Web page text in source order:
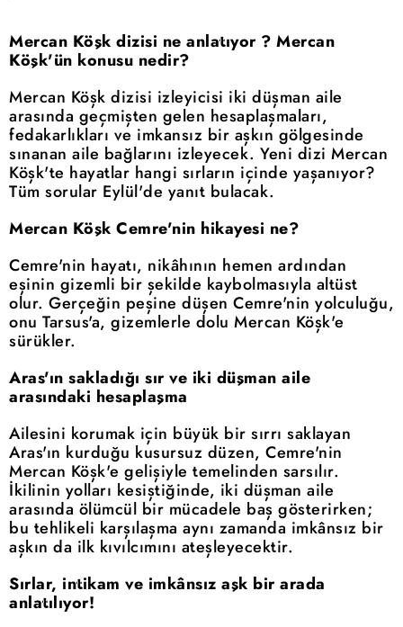
Mercan Köşk dizisi ne anlatıyor ? Mercan
Köşk'ün konusu nedir?
Mercan Köşk dizisi izleyicisi iki düşman aile
arasında geçmişten gelen hesaplaşmaları,
fedakarlıkları ve imkansız bir aşkın gölgesinde
sınanan aile bağlarını izleyecek. Yeni dizi Mercan
Köşk'te hayatlar hangi sırların içinde yaşanıyor?
Tüm sorular Eylül'de yanıt bulacak.
Mercan Köşk Cemre'nin hikayesi ne?
Cemre'nin hayatı, nikâhının hemen ardından
eşinin gizemli bir şekilde kaybolmasıyla altüst
olur. Gerçeğin peşine düşen Cemre'nin yolculuğu,
onu Tarsus'a, gizemlerle dolu Mercan Köşk'e
sürükler.
Aras'ın sakladığı sır ve iki düşman aile
arasındaki hesaplaşma
Ailesini korumak için büyük bir sırrı saklayan
Aras'ın kurduğu kusursuz düzen, Cemre'nin
Mercan Köşk'e gelişiyle temelinden sarsılır.
İkilinin yolları kesiştiğinde, iki düşman aile
arasında ölümcül bir mücadele baş gösterirken;
bu tehlikeli karşılaşma aynı zamanda imkânsız bir
aşkın da ilk kıvılcımını ateşleyecektir.
Sırlar, intikam ve imkânsız aşk bir arada
anlatılıyor!